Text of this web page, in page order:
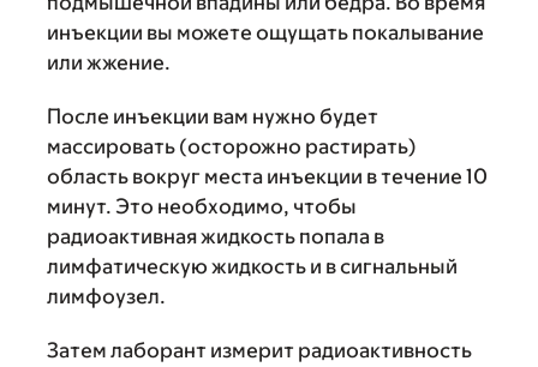
инъекции вы можете ощущать покалывание
или жжение.
После инъекции вам нужно будет
массировать (осторожно растирать)
область вокруг места инъекции в течение 10
минут. Это необходимо, чтобы
радиоактивная жидкость попала в
лимфатическую жидкость и в сигнальный
лимфоузел.
Затем лаборант измерит радиоактивность